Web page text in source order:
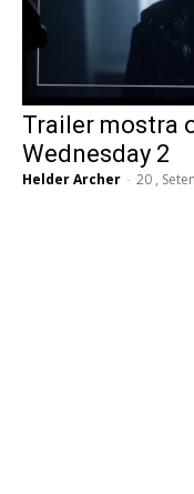
Trailer mostra
Wednesday 2
Helder Archer - 20 ,